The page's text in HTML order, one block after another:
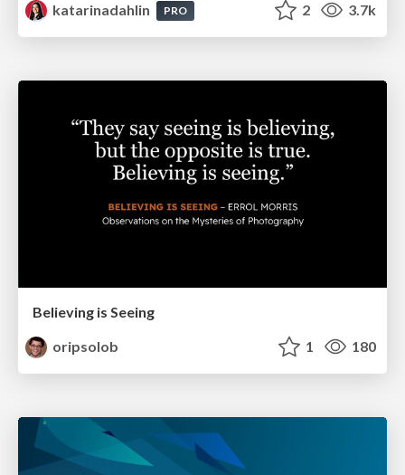
katarinadahlin
PRO 2 3.7k
Believing is Seeing
oripsolob
1 180